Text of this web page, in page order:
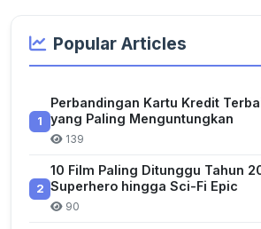
Popular Articles
1
Perbandingan Kartu Kredit
yang Paling Menguntungkan
139
2
10 Film Paling Ditunggu Tahun
Superhero hingga Sci-Fi Epic
90